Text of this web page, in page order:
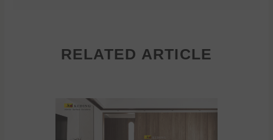
RELATED ARTICLE